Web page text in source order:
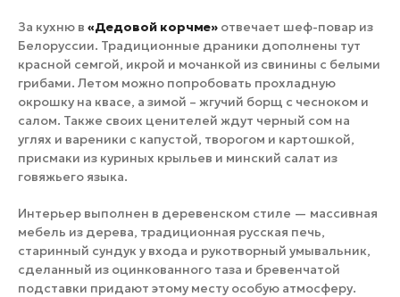
За кухню в «Дедовой корчме» отвечает шеф-повар из
Белоруссии. Традиционные драники дополнены тут
красной семгой, икрой и мочанкой из свинины с белыми
грибами. Летом можно попробовать прохладную
окрошку на квасе, а зимой – жгучий борщ с чесноком и
салом. Также своих ценителей ждут черный сом на
углях и вареники с капустой, творогом и картошкой,
присмаки из куриных крыльев и минский салат из
говяжьего языка.
Интерьер выполнен в деревенском стиле — массивная
мебель из дерева, традиционная русская печь,
старинный сундук у входа и рукотворный умывальник,
сделанный из оцинкованного таза и бревенчатой
подставки придают этому месту особую атмосферу.